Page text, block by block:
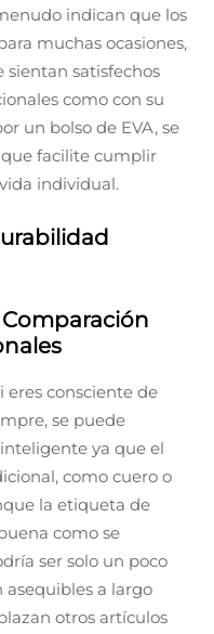
indican que los
muchas ocasiones,
sientan satisfechos
como con su
un bolso de EVA, se
facilite cumplir
individual.
eres consciente de
se puede
ya que el
como cuero o
la etiqueta de
como se
ser solo un poco
asequibles a largo
otros artículos